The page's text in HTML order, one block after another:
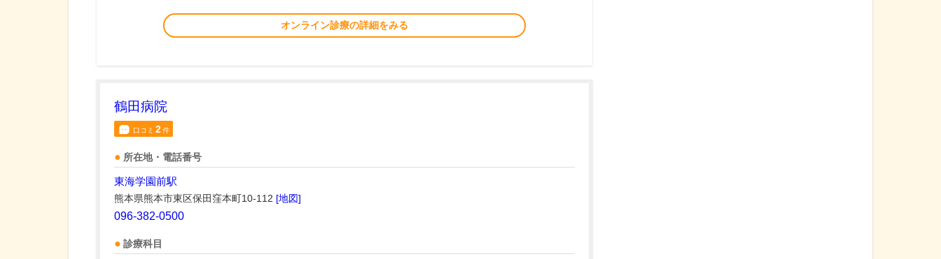
オンライン診療の詳細をみる
鶴田病院
口コミ 2件
所在地・電話番号
東海学園前駅
熊本県熊本市東区保田窪本町10-112 [地図]
096-382-0500
診療科目